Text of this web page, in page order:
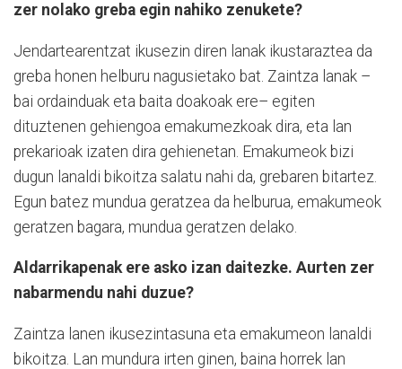
zer nolako greba egin nahiko zenukete?
Jendartearentzat ikusezin diren lanak ikustaraztea da
greba honen helburu nagusietako bat. Zaintza lanak –
bai ordainduak eta baita doakoak ere– egiten
dituztenen gehiengoa emakumezkoak dira, eta lan
prekarioak izaten dira gehienetan. Emakumeok bizi
dugun lanaldi bikoitza salatu nahi da, grebaren bitartez.
Egun batez mundua geratzea da helburua, emakumeok
geratzen bagara, mundua geratzen delako.
Aldarrikapenak ere asko izan daitezke. Aurten zer
nabarmendu nahi duzue?
Zaintza lanen ikusezintasuna eta emakumeon lanaldi
bikoitza. Lan mundura irten ginen, baina horrek lan